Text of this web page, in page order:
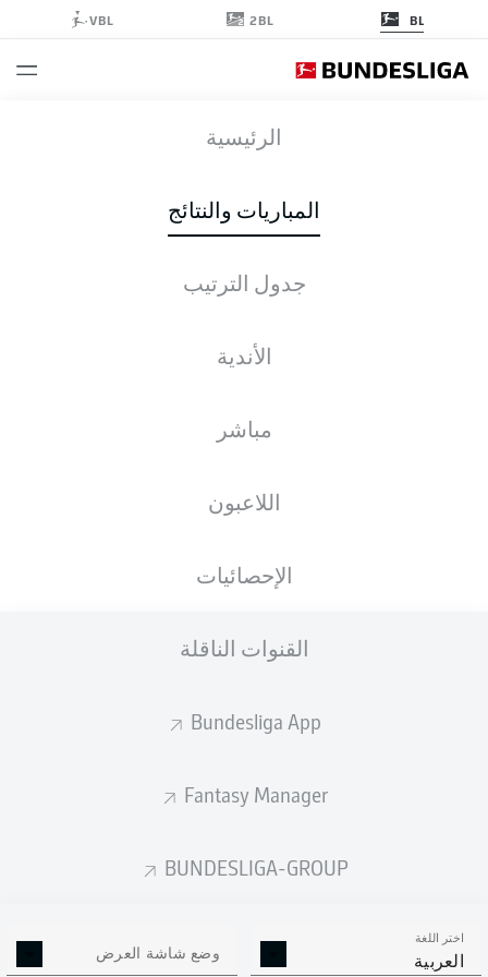
BL
2BL
VBL
الرئيسية
المباريات والنتائج
جدول الترتيب
الأندية
مباشر
اللاعبون
الإحصائيات
القنوات الناقلة
Bundesliga App
Fantasy Manager
BUNDESLIGA-GROUP
اختر اللغة
العربية وضع شاشة العرض
الأخبار التشكيلات الإحصائيات
0